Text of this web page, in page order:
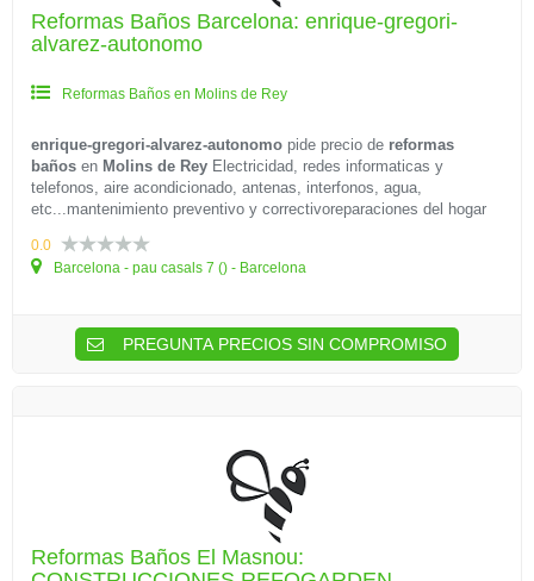
Reformas Baños Barcelona: enrique-gregori-
alvarez-autonomo
Reformas Baños en Molins de Rey
enrique-gregori-alvarez-autonomo pide precio de reformas
baños en Molins de Rey Electricidad, redes informaticas y
telefonos, aire acondicionado, antenas, interfonos, agua,
etc...mantenimiento preventivo y correctivoreparaciones del hogar
0.0
Barcelona - pau casals 7 () - Barcelona
PREGUNTA PRECIOS SIN COMPROMISO
Reformas Baños El Masnou: